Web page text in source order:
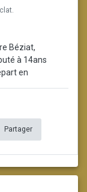
Béziat,
à 14ans
en
Partager